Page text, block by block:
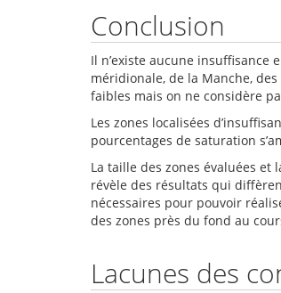
Conclusion
Il n’existe aucune insuffisance
méridionale, de la Manche,
faibles mais on ne considère
Les zones localisées
pourcentages de saturation
La taille des zones évaluées
révèle des résultats qui
nécessaires pour pouvoir
des zones près du fond au
Lacunes des